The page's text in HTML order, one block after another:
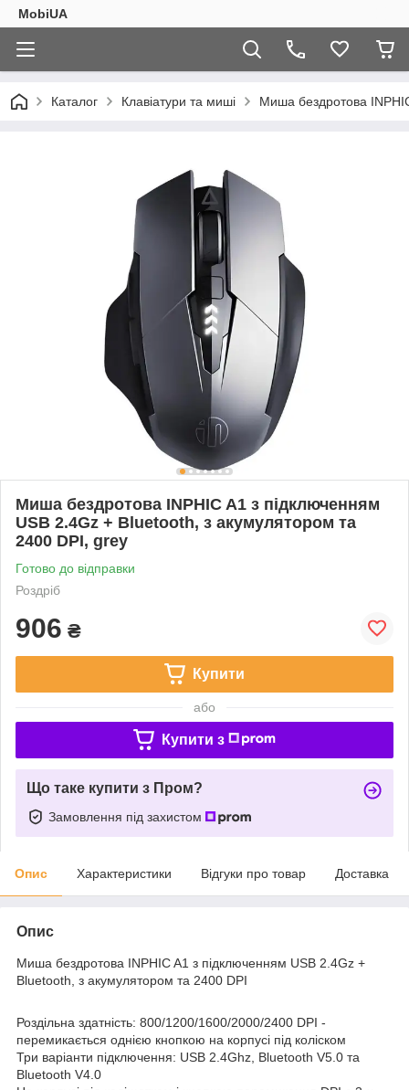
MobiUA
Каталог Клавіатури та миші Миша бездротова
Миша бездротова INPHIC A1 з підключенням
USB 2.4Gz + Bluetooth, з акумулятором та
2400 DPI, grey
Готово до відправки
Роздріб
906 ₴
Купити
або
Купити з
Що таке купити з Пром?
Замовлення під захистом
Опис Характеристики Відгуки про товар Доставка
Опис
Миша бездротова INPHIC A1 з підключенням USB 2.4Gz +
Bluetooth, з акумулятором та 2400 DPI
Роздільна здатність: 800/1200/1600/2000/2400 DPI -
перемикається однією кнопкою на корпусі під коліском
Три варіанти підключення: USB 2.4Ghz, Bluetooth V5.0 та
Bluetooth V4.0